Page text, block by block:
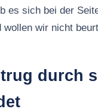
es sich bei der
wollen wir nicht
durch